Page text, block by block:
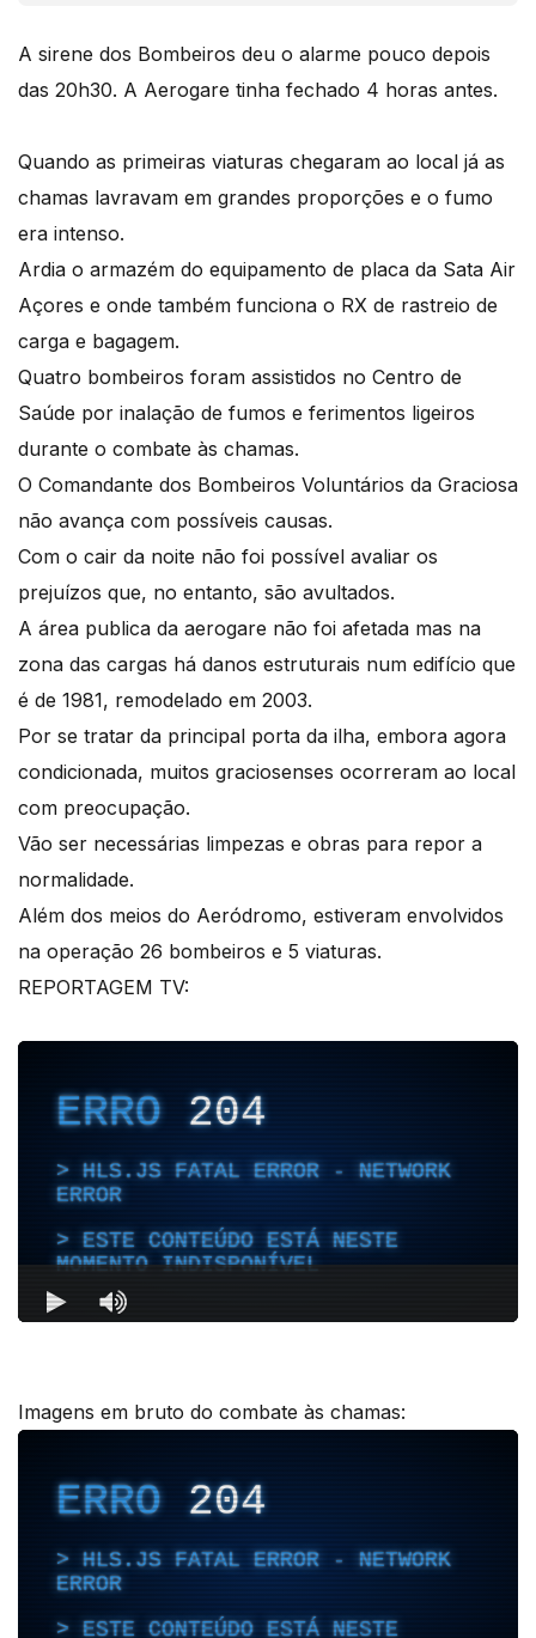
A sirene dos Bombeiros deu o alarme pouco depois
das 20h30. A Aerogare tinha fechado 4 horas antes.
Quando as primeiras viaturas chegaram ao local já as
chamas lavravam em grandes proporções e o fumo
era intenso.
Ardia o armazém do equipamento de placa da Sata Air
Açores e onde também funciona o RX de rastreio de
carga e bagagem.
Quatro bombeiros foram assistidos no Centro de
Saúde por inalação de fumos e ferimentos ligeiros
durante o combate às chamas.
O Comandante dos Bombeiros Voluntários da Graciosa
não avança com possíveis causas.
Com o cair da noite não foi possível avaliar os
prejuízos que, no entanto, são avultados.
A área publica da aerogare não foi afetada mas na
zona das cargas há danos estruturais num edifício que
é de 1981, remodelado em 2003.
Por se tratar da principal porta da ilha, embora agora
condicionada, muitos graciosenses ocorreram ao local
com preocupação.
Vão ser necessárias limpezas e obras para repor a
normalidade.
Além dos meios do Aeródromo, estiveram envolvidos
na operação 26 bombeiros e 5 viaturas.
REPORTAGEM TV:
Imagens em bruto do combate às chamas: